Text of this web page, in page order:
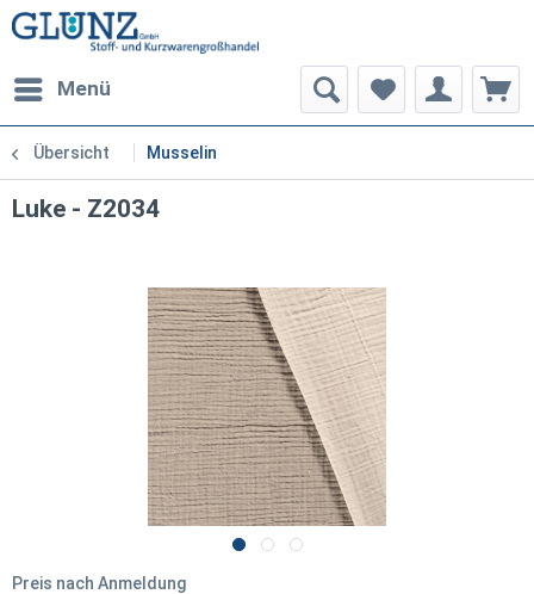
Menü
Übersicht Musselin
Luke - Z2034
Preis nach Anmeldung